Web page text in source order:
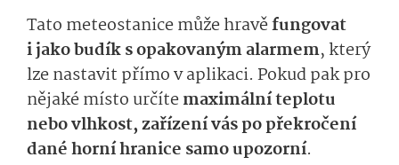
Tato meteostanice může hravěfungovat
i jako budík s opakovaným alarmem, který
lze nastavit přímo v aplikaci. Pokud pak pro
nějaké místo určítemaximálníteplotu
nebovlhkost, zařízení vás po překročení
dané horní hranice samo upozorní.